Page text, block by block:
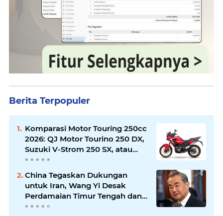
Berita Terpopuler
Komparasi Motor Touring 250cc
2026: QJ Motor Tourino 250 DX,
Suzuki V-Strom 250 SX, atau
Kawasaki Versys-X 250?
China Tegaskan Dukungan
untuk Iran, Wang Yi Desak
Perdamaian Timur Tengah dan
Soroti Ketegangan dengan AS